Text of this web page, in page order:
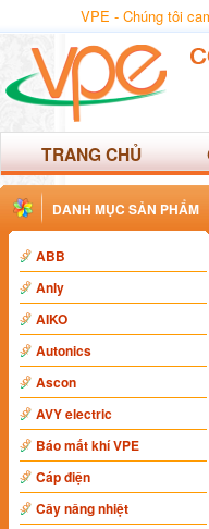
VPE - Chúng tôi
TRANG CHỦ
DANH MỤC SẢN PHẨM
ABB
Anly
AIKO
Autonics
Ascon
AVY electric
Báo mất khí VPE
Cáp điện
Cây nâng nhiệt